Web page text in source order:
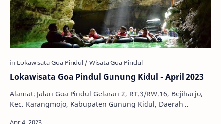
Lokawisata Goa Pindul Gunung Kidul - April 2023
Alamat: Jalan Goa Pindul Gelaran 2, RT.3/RW.16, Bejiharjo,
Kec. Karangmojo, Kabupaten Gunung Kidul, Daerah